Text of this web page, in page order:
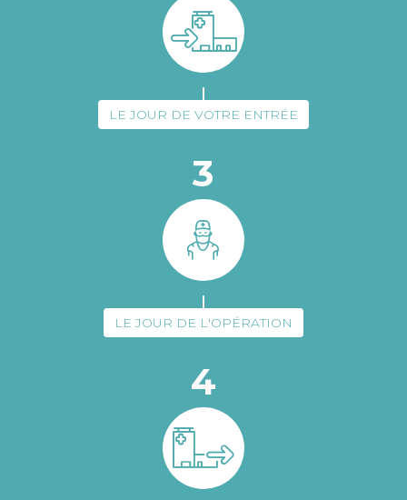
LE JOUR DE VOTRE ENTRÉE
3
LE JOUR DE L'OPÉRATION
4